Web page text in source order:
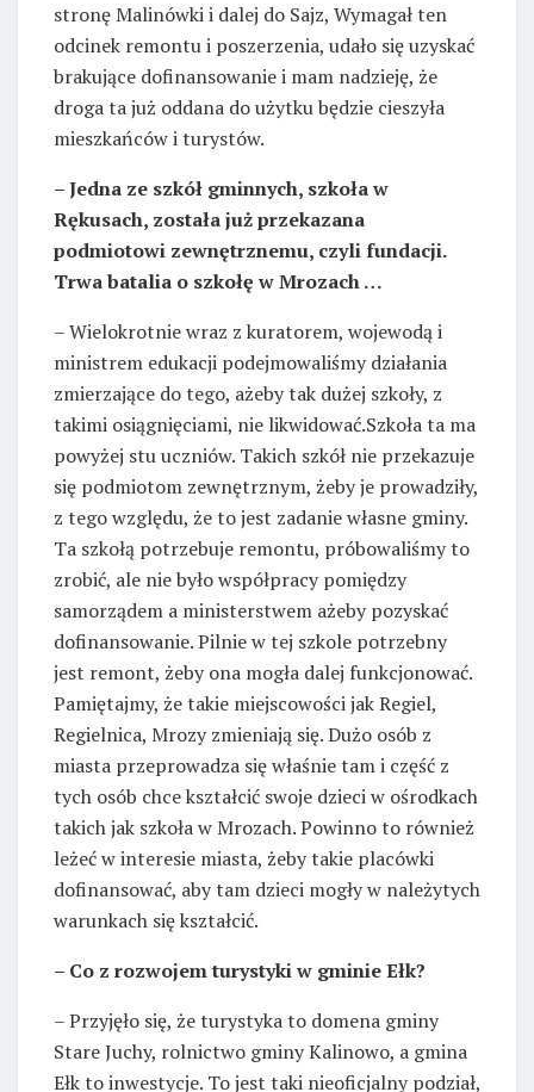
stronę Malinówki i dalej do Sajz, Wymagał ten
odcinek remontu i poszerzenia, udało się uzyskać
brakujące dofinansowanie i mam nadzieję, że
droga ta już oddana do użytku będzie cieszyła
mieszkańców i turystów.
– Jedna ze szkół gminnych, szkoła w
Rękusach, została już przekazana
podmiotowi zewnętrznemu, czyli fundacji.
Trwa batalia o szkołę w Mrozach …
– Wielokrotnie wraz z kuratorem, wojewodą i
ministrem edukacji podejmowaliśmy działania
zmierzające do tego, ażeby tak dużej szkoły, z
takimi osiągnięciami, nie likwidować.Szkoła ta ma
powyżej stu uczniów. Takich szkół nie przekazuje
się podmiotom zewnętrznym, żeby je prowadziły,
z tego względu, że to jest zadanie własne gminy.
Ta szkołą potrzebuje remontu, próbowaliśmy to
zrobić, ale nie było współpracy pomiędzy
samorządem a ministerstwem ażeby pozyskać
dofinansowanie. Pilnie w tej szkole potrzebny
jest remont, żeby ona mogła dalej funkcjonować.
Pamiętajmy, że takie miejscowości jak Regiel,
Regielnica, Mrozy zmieniają się. Dużo osób z
miasta przeprowadza się właśnie tam i część z
tych osób chce kształcić swoje dzieci w ośrodkach
takich jak szkoła w Mrozach. Powinno to również
leżeć w interesie miasta, żeby takie placówki
dofinansować, aby tam dzieci mogły w należytych
warunkach się kształcić.
– Co z rozwojem turystyki w gminie Ełk?
– Przyjęło się, że turystyka to domena gminy
Stare Juchy, rolnictwo gminy Kalinowo, a gmina
Ełk to inwestycje. To jest taki nieoficjalny podział,